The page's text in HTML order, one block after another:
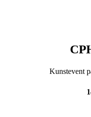
Kunstevent